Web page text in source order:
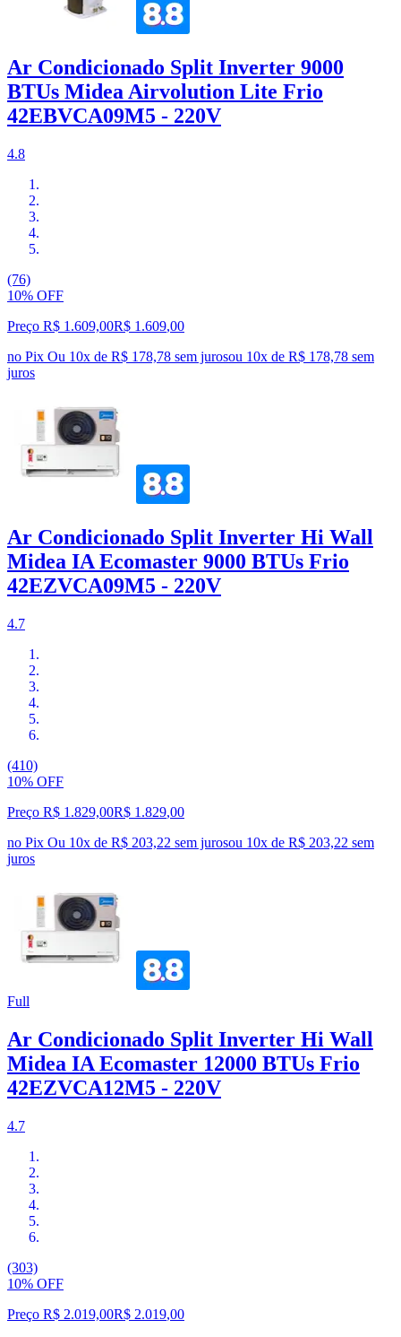
Ar Condicionado Split Inverter 9000
BTUs Midea Airvolution Lite Frio
42EBVCA09M5 - 220V
4.8
(76)
10% OFF
Preço R$ 1.609,00R$ 1.609,00
no Pix Ou 10x de R$ 178,78 sem jurosou 10x de R$ 178,78 sem
juros
Ar Condicionado Split Inverter Hi Wall
Midea IA Ecomaster 9000 BTUs Frio
42EZVCA09M5 - 220V
4.7
(410)
10% OFF
Preço R$ 1.829,00R$ 1.829,00
no Pix Ou 10x de R$ 203,22 sem jurosou 10x de R$ 203,22 sem
juros
Full
Ar Condicionado Split Inverter Hi Wall
Midea IA Ecomaster 12000 BTUs Frio
42EZVCA12M5 - 220V
4.7
(303)
10% OFF
Preço R$ 2.019,00R$ 2.019,00